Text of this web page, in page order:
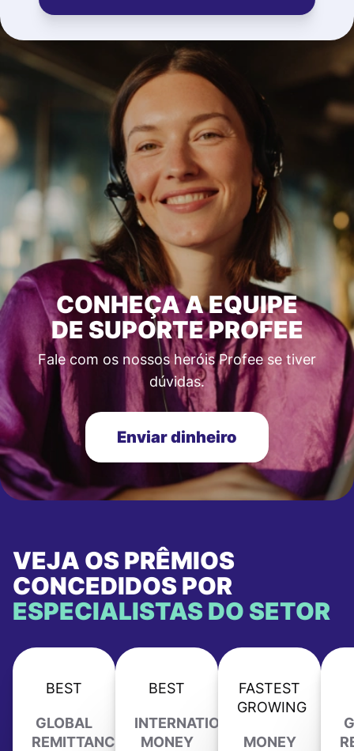
CONHEÇA A EQUIPE
DE SUPORTE PROFEE
Fale com os nossos heróis Profee se tiver
dúvidas.
Enviar dinheiro
VEJA OS PRÊMIOS
CONCEDIDOS POR
ESPECIALISTAS DO SETOR
BEST
GLOBAL
REMITTANCE
BEST
INTERNATIONAL
MONEY
FASTEST
GROWING
MONEY